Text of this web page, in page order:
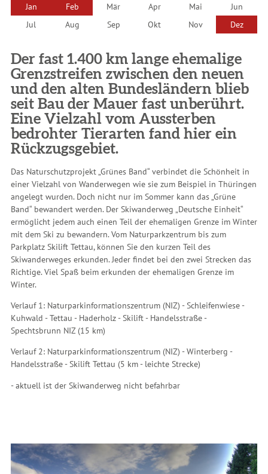
Jan Feb Mär Apr Mai
Jun
Jul
Aug Sep Okt Nov Dez
Der fast 1.400 km lange ehemalige
Grenzstreifen zwischen den neuen
und den alten Bundesländern blieb
seit Bau der Mauer fast unberührt.
Eine Vielzahl vom Aussterben
bedrohter Tierarten fand hier ein
Rückzugsgebiet.
Das Naturschutzprojekt „Grünes Band“ verbindet die Schönheit in
einer Vielzahl von Wanderwegen wie sie zum Beispiel in Thüringen
angelegt wurden. Doch nicht nur im Sommer kann das „Grüne
Band“ bewandert werden. Der Skiwanderweg „Deutsche Einheit“
ermöglicht jedem auch einen Teil der ehemaligen Grenze im Winter
mit dem Ski zu bewandern. Vom Naturparkzentrum bis zum
Parkplatz Skilift Tettau, können Sie den kurzen Teil des
Skiwanderweges erkunden. Jeder findet bei den zwei Strecken das
Richtige. Viel Spaß beim erkunden der ehemaligen Grenze im
Winter.
Verlauf 1: Naturparkinformationszentrum (NIZ) - Schleifenwiese -
Kuhwald - Tettau - Haderholz - Skilift - Handelsstraße -
Spechtsbrunn NIZ (15 km)
Verlauf 2: Naturparkinformationszentrum (NIZ) - Winterberg -
Handelsstraße - Skilift Tettau (5 km - leichte Strecke)
- aktuell ist der Skiwanderweg nicht befahrbar